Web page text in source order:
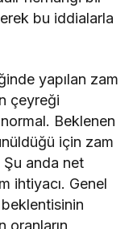
bu iddialarla
yapılan zam
çeyreği
Beklenen
için zam
Şu anda net
ihtiyacı. Genel
beklentisinin
oranların